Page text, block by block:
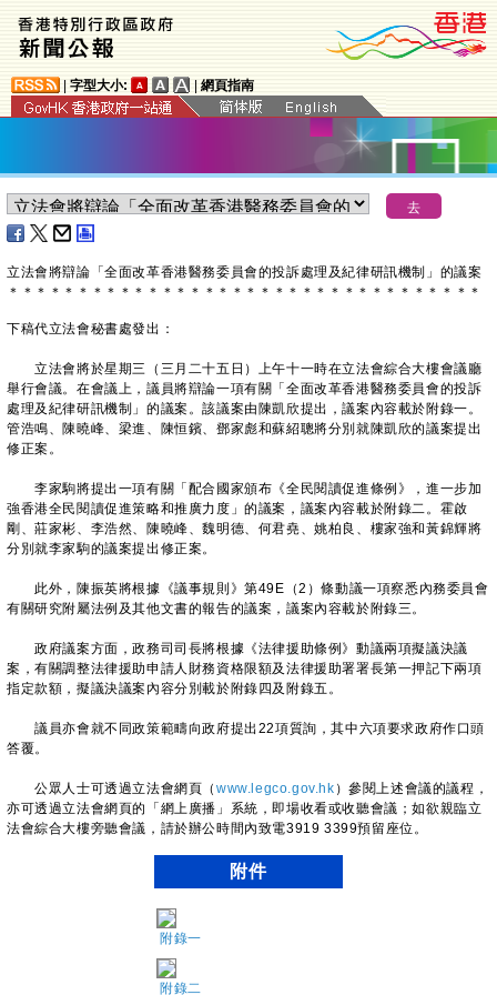
字型大小: 網頁指南
立法會將辯論「全面改革香港醫務委員會的投訴處理及紀律研訊機制」的議案
＊ ＊ ＊ ＊ ＊ ＊ ＊ ＊ ＊ ＊ ＊ ＊ ＊ ＊ ＊ ＊ ＊ ＊ ＊ ＊ ＊ ＊ ＊ ＊ ＊ ＊ ＊ ＊ ＊ ＊ ＊ ＊ ＊ ＊
下稿代立法會秘書處發出：
立法會將於星期三（三月二十五日）上午十一時在立法會綜合大樓會議廳
舉行會議。在會議上，議員將辯論一項有關「全面改革香港醫務委‍員會的投訴
處理及紀律研訊機制」的議案。該議案由陳凱欣提出，議案內容載於附錄一。
管浩鳴、陳曉峰、梁進、陳恒鑌、鄧家彪和蘇紹聰將分別就陳凱欣的議案提出
修正案。
李家駒將提出一項有關「配合國家頒布《全民閱讀促進條例》，進一步加
強香港全民閱讀促進策略和推廣力度」的議案，議案內容載於附錄二。霍啟
剛、莊家彬、李浩然、陳曉峰、魏明德、何君堯、姚柏良、樓家強和黃錦輝將
分別就李家駒的議案提出修正案。
此外，陳振英將根據《議事規則》第49E（2）條動議一項察悉內務委員會
有關研究附屬法例及其他文書的報告的議案，議案內容載於附錄三。
政府議案方面，政務司司長將根據《法律援助條例》動議兩項擬議決議
案，有關調整法律援助申請人財務資格限額及法律援助署署長第一押記下兩項
指定款額，擬議決議案內容分別載於附錄四及附錄五。
議員亦會就不同政策範疇向政府提出22項質詢，其中六項要求政府作口頭
答覆。
公眾人士可透過立法會網頁（ www.legco.gov.hk ）參閱上述會議的議程，
亦可透過立法會網頁的「網上廣播」系統，即場收看或收聽會議；如欲親臨立
法會綜合大樓旁聽會議，請於辦公時間內致電3919 3399預留座位。
附件
附錄一
附錄二